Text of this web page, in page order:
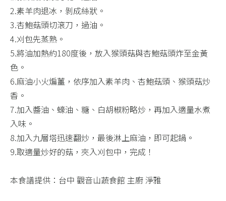
2.素羊肉退冰，剝成絲狀。​
3.杏鮑菇頭切滾刀，過油。​
4.刈包先蒸熟。​
5.將油加熱約180度後，放入猴頭菇與杏鮑菇頭炸至金黃
色。​
6.麻油小火煸薑，依序加入素羊肉、杏鮑菇頭、猴頭菇炒
香。​
7.加入醬油、蠔油、糖、白胡椒粉略炒，再加入適量水煮
入味。​
8.加入九層塔迅速翻炒，最後淋上麻油，即可起鍋。​
9.取適量炒好的菇，夾入刈包中，完成！​
本食譜提供：台中 觀音山蔬食館 主廚 淨雅​